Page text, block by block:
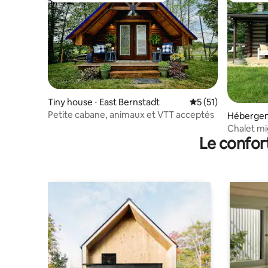
Tiny house ⋅ East Bernstadt Évaluation
5 (51)
Petite cabane, animaux et VTT acceptés
Chalet
Le